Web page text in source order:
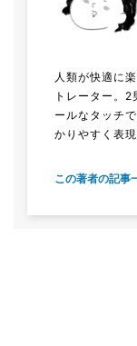
人類が快適に
トレーター。
ールなタッチ
かりやすく表
この著者の記事